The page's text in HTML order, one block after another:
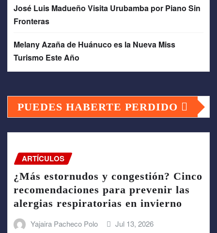
José Luis Madueño Visita Urubamba por Piano Sin
Fronteras
Melany Azaña de Huánuco es la Nueva Miss
Turismo Este Año
PUEDES HABERTE PERDIDO
ARTÍCULOS
¿Más estornudos y congestión? Cinco
recomendaciones para prevenir las
alergias respiratorias en invierno
Yajaira Pacheco Polo Jul 13, 2026